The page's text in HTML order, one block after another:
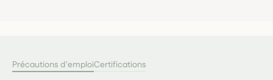
Précautions d'emploiCertifications